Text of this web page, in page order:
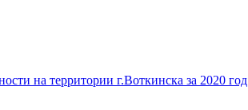
на территории г.Воткинска за 2020 год